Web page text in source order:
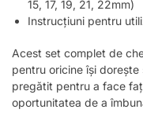
15, 17, 19, 21, 22mm)
Instrucțiuni pentru
Acest set complet de
pentru oricine își
pregătit pentru a face
oportunitatea de a